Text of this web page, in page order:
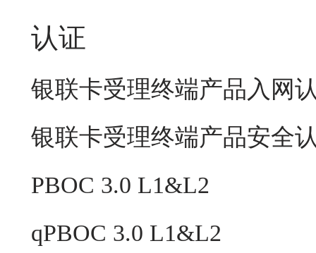
认证
银联卡受理终端产品入网
银联卡受理终端产品安全
PBOC 3.0 L1&L2
qPBOC 3.0 L1&L2